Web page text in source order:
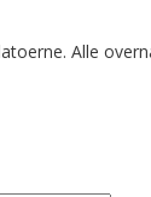
Alle